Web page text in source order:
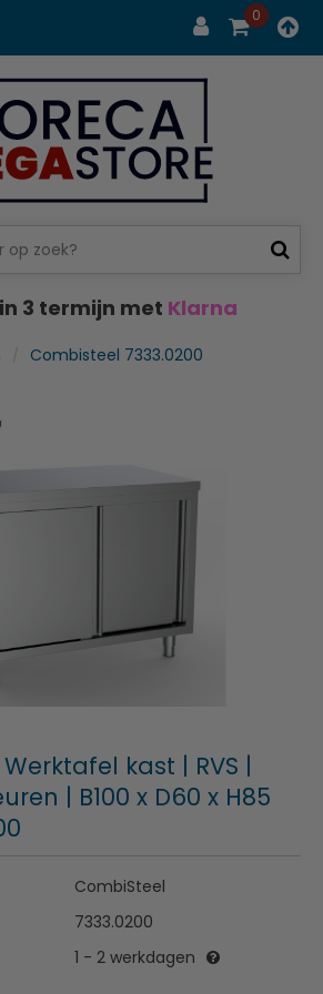
0
3 termijn met Klarna
Combisteel 7333.0200
kast | RVS |
| B100 x D60 x H85
CombiSteel
7333.0200
1 - 2 werkdagen